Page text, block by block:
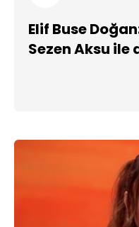
Elif Buse
Sezen Aksu